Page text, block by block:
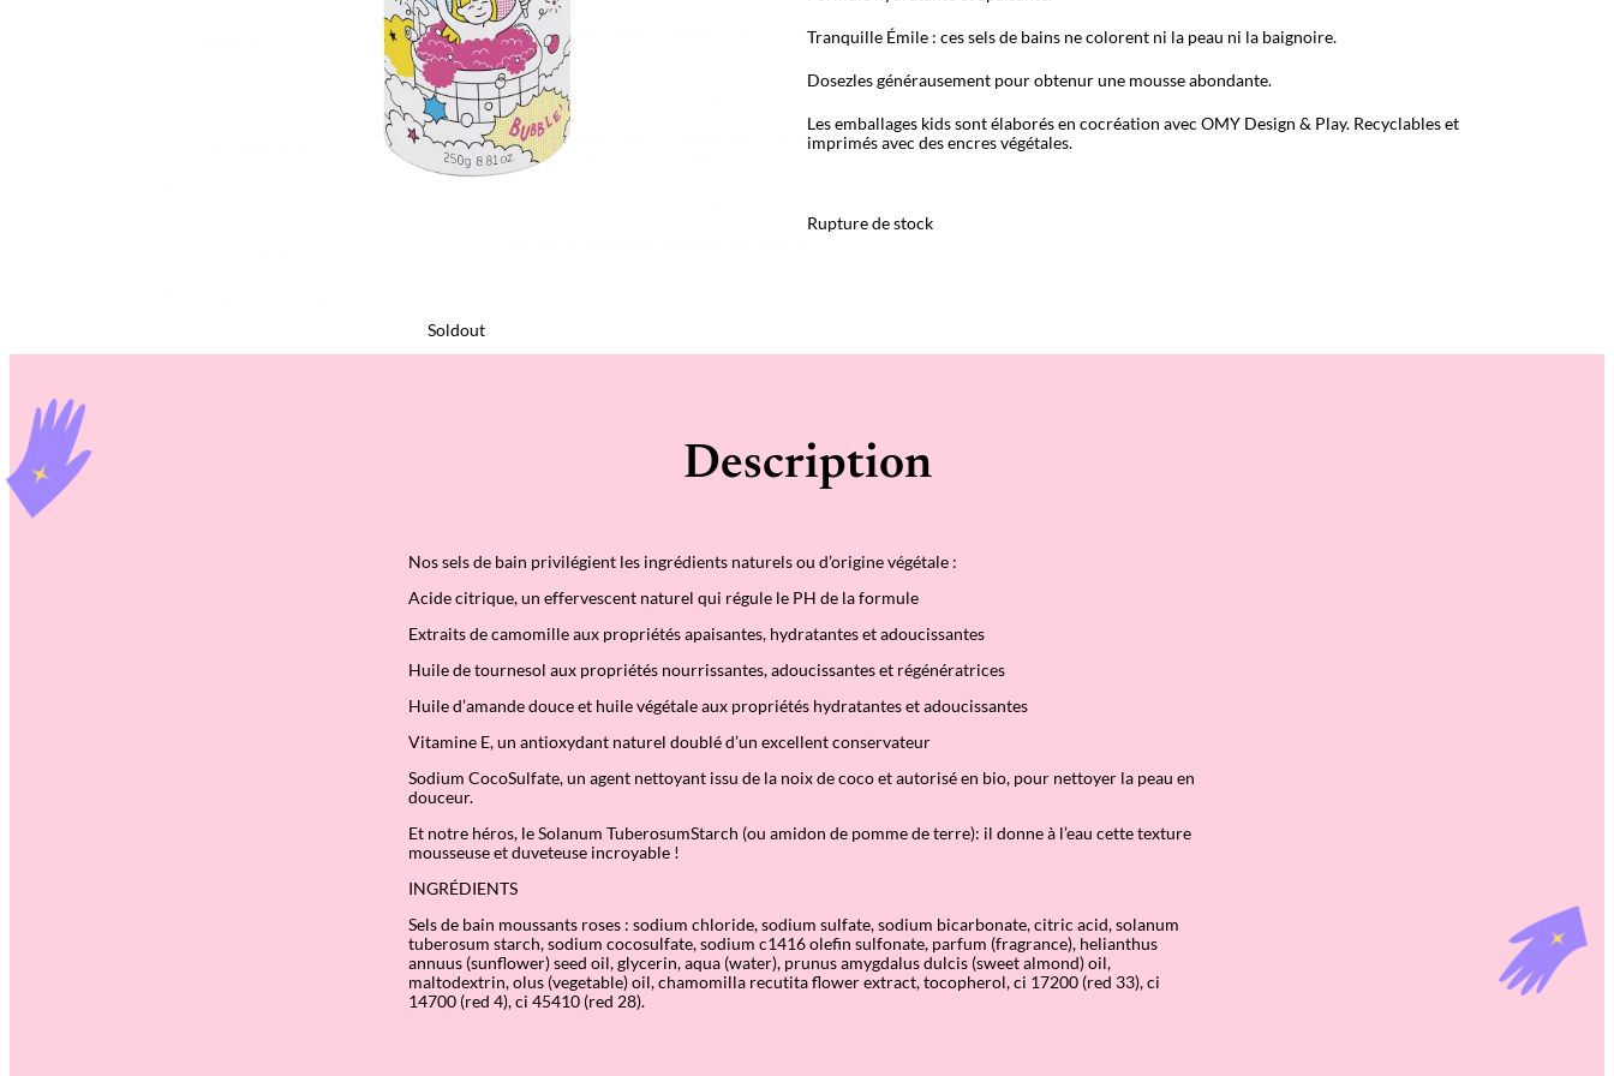
Soldout
Tranquille Émile : ces sels de bains ne colorent ni la peau ni la baignoire.
Dosezles générausement pour obtenur une mousse abondante.
Les emballages kids sont élaborés en cocréation avec OMY Design & Play. Recyclables et
imprimés avec des encres végétales.
Rupture de stock
Description
Nos sels de bain privilégient les ingrédients naturels ou d’origine végétale :
Acide citrique, un effervescent naturel qui régule le PH de la formule
Extraits de camomille aux propriétés apaisantes, hydratantes et adoucissantes
Huile de tournesol aux propriétés nourrissantes, adoucissantes et régénératrices
Huile d’amande douce et huile végétale aux propriétés hydratantes et adoucissantes
Vitamine E, un antioxydant naturel doublé d’un excellent conservateur
Sodium CocoSulfate, un agent nettoyant issu de la noix de coco et autorisé en bio, pour nettoyer la peau en
douceur.
Et notre héros, le Solanum TuberosumStarch (ou amidon de pomme de terre): il donne à l’eau cette texture
mousseuse et duveteuse incroyable !
INGRÉDIENTS
Sels de bain moussants roses : sodium chloride, sodium sulfate, sodium bicarbonate, citric acid, solanum
tuberosum starch, sodium cocosulfate, sodium c1416 olefin sulfonate, parfum (fragrance), helianthus
annuus (sunflower) seed oil, glycerin, aqua (water), prunus amygdalus dulcis (sweet almond) oil,
maltodextrin, olus (vegetable) oil, chamomilla recutita flower extract, tocopherol, ci 17200 (red 33), ci
14700 (red 4), ci 45410 (red 28).